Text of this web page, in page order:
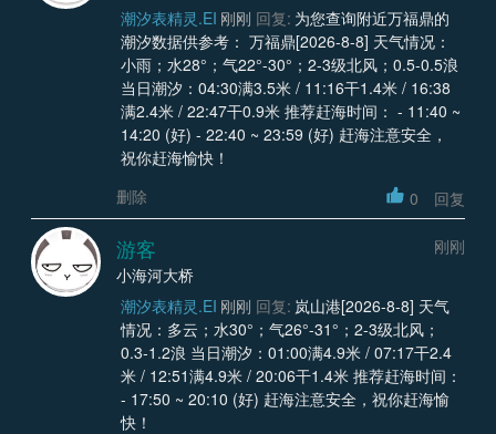
潮汐表精灵.EI 刚刚 回复: 为您查询附近万福鼎的
潮汐数据供参考： 万福鼎[2026-8-8] 天气情况：
小雨；水28°；气22°-30°；2-3级北风；0.5-0.5浪
当日潮汐：04:30满3.5米 / 11:16干1.4米 / 16:38
满2.4米 / 22:47干0.9米 推荐赶海时间： - 11:40 ~
14:20 (好) - 22:40 ~ 23:59 (好) 赶海注意安全，
祝你赶海愉快！
删除
0 回复
游客
刚刚
小海河大桥
潮汐表精灵.EI 刚刚 回复: 岚山港[2026-8-8] 天气
情况：多云；水30°；气26°-31°；2-3级北风；
0.3-1.2浪 当日潮汐：01:00满4.9米 / 07:17干2.4
米 / 12:51满4.9米 / 20:06干1.4米 推荐赶海时间：
- 17:50 ~ 20:10 (好) 赶海注意安全，祝你赶海愉
快！